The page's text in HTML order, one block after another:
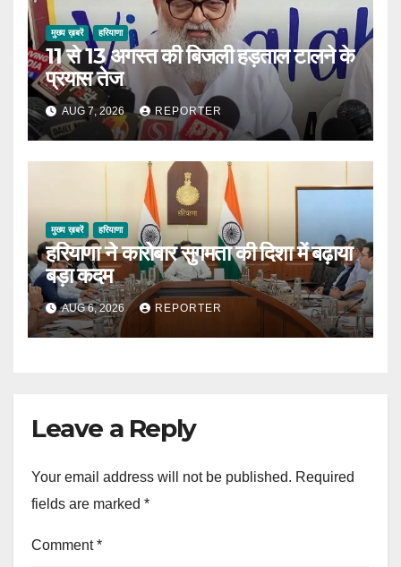
मुख्य ख़बरें हरियाणा
11 से 13 अगस्त की बिजली हड़ताल टालने के
प्रयास तेज
AUG 7, 2026 REPORTER
मुख्य ख़बरें हरियाणा
हरियाणा ने कारोबार सुगमता की दिशा में बढ़ाया
बड़ा कदम
AUG 6, 2026 REPORTER
Leave a Reply
Your email address will not be published. Required
fields are marked *
Comment*